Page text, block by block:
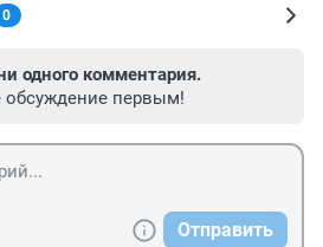
0
одного комментария.
обсуждение первым!
Отправить